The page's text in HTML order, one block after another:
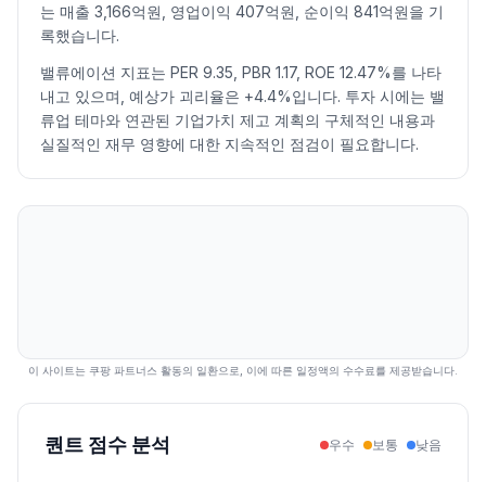
2026.07.21
20700209002020020500-0.97100232
2026.07.22
21000
2026.07.23
216002300021350230006.98 84610
2026.07.24
2300025150 22850240504.57 324899
2026.07.27
24050241002260022800-5.2093422
2026.07.28
22250 2270021050 21250-6.8066473
2026.07.29
21250218501942020050-5.65130813
2026.07.30
199102165019910209504.49 92124
는 매출 3,166억원, 영업이익 407억원, 순이익 841억원을 기
록했습니다.
밸류에이션 지표는 PER 9.35, PBR 1.17, ROE 12.47%를 나타
내고 있으며, 예상가 괴리율은 +4.4%입니다. 투자 시에는 밸
류업 테마와 연관된 기업가치 제고 계획의 구체적인 내용과
실질적인 재무 영향에 대한 지속적인 점검이 필요합니다.
이 사이트는 쿠팡 파트너스 활동의 일환으로, 이에 따른 일정액의 수수료를 제공받습니다.
퀀트 점수 분석 우수 보통 낮음